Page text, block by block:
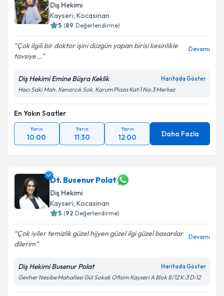
Diş Hekimi
Kayseri, Kocasinan
5 (89 Değerlendirme)
Çok ilgili bir doktor işini düzgün yapan birisi kesinlikle
tavsiye...
Devamı
Diş Hekimi Emine Büşra Keklik Haritada Göster
Hacı Saki Mah. Kenarcık Sok. Karum Plaza Kat:1 No:3 Merkez
En Yakın Saatler
Yarın
10:00
Yarın
11:30
Yarın
12:00 Daha Fazla
Dt. Busenur Polat
Diş Hekimi
Kayseri, Kocasinan
5 (92 Değerlendirme)
Çok iyiler temizlik güzel hijyen güzel ilgi güzel basarılar
dilerim
Devamı
Diş Hekimi Busenur Polat Haritada Göster
Gevher Nesibe Mahallesi Gül Sokak Ofisim Kayseri A Blok 8/12 K:3 D:12